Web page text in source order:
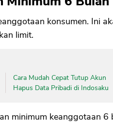
konsumen. Ini
limit.
Cara Mudah Cepat Tutup Akun
Hapus Data Pribadi di Indosaku
minimum keanggotaan 6